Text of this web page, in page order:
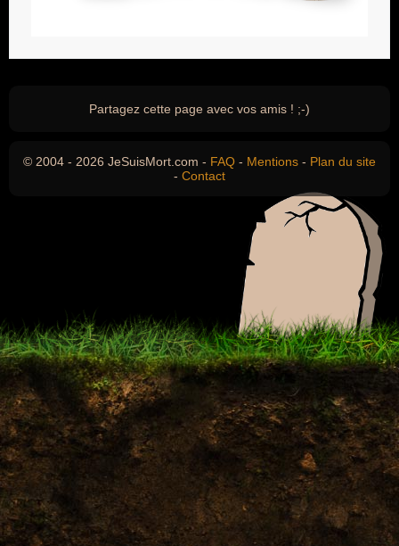
Partagez cette page avec vos amis ! ;-)
© 2004 - 2026 JeSuisMort.com - FAQ - Mentions - Plan du site
- Contact